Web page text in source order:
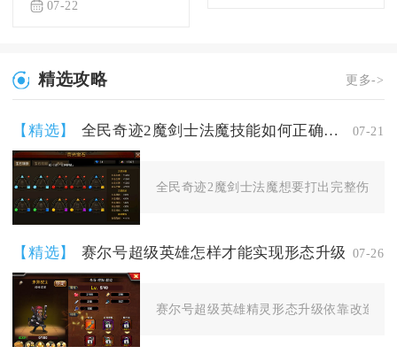
07-22
精选攻略 更多->
【精选】 全民奇迹2魔剑士法魔技能如何正确使用 07-21
全民奇迹2魔剑士法魔想要打出完整伤害
【精选】 赛尔号超级英雄怎样才能实现形态升级 07-26
赛尔号超级英雄精灵形态升级依靠改造实